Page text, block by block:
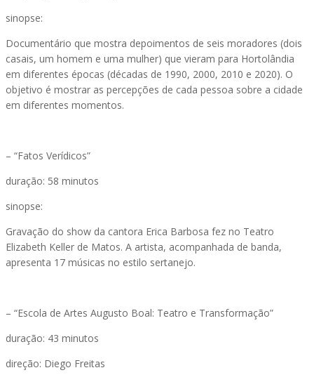
sinopse:
Documentário que mostra depoimentos de seis moradores (dois
casais, um homem e uma mulher) que vieram para Hortolândia
em diferentes épocas (décadas de 1990, 2000, 2010 e 2020). O
objetivo é mostrar as percepções de cada pessoa sobre a cidade
em diferentes momentos.
– “Fatos Verídicos”
duração: 58 minutos
sinopse:
Gravação do show da cantora Erica Barbosa fez no Teatro
Elizabeth Keller de Matos. A artista, acompanhada de banda,
apresenta 17 músicas no estilo sertanejo.
– “Escola de Artes Augusto Boal: Teatro e Transformação”
duração: 43 minutos
direção: Diego Freitas